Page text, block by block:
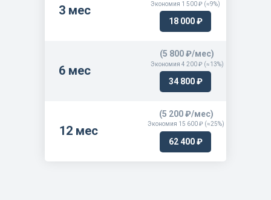
(5 200 ₽/мес)
Экономия 15 600 ₽ (≈25%)
62 400 ₽
34 800 ₽
Экономия 4 200 ₽ (≈13%)
(5 800 ₽/мес)
Экономия 1 500 ₽ (≈9%)
18 000 ₽
12 мес
6 мес
3 мес